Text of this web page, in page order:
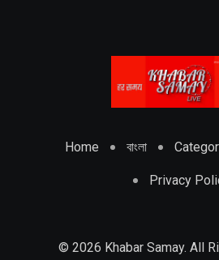
Home বাংলা
Privacy
© 2026 Khabar Samay. All